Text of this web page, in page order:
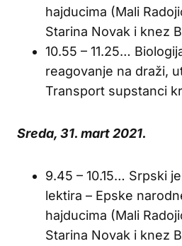
hajducima (Mali
Starina Novak i knez
10.55 – 11.25…
reagovanje na draži,
Transport supstanci
Sreda, 31. mart 2021.
9.45 – 10.15… Srpski
lektira – Epske
hajducima (Mali
Starina Novak i knez